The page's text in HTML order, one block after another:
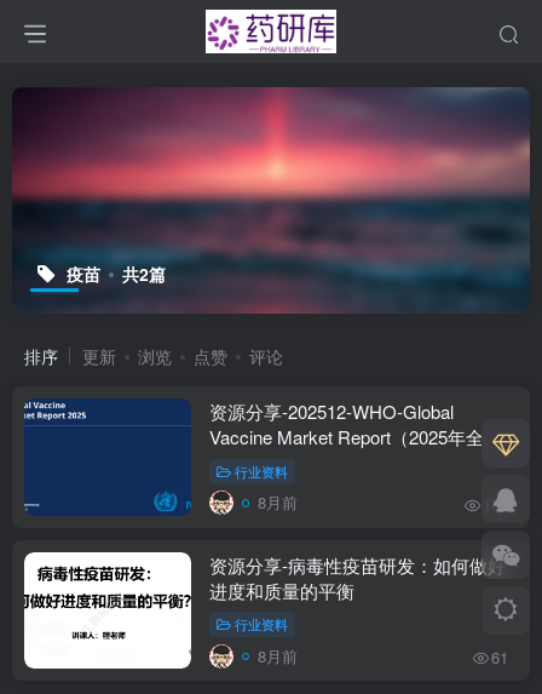
疫苗 共2篇
排序 更新 浏览 点赞 评论
资源分享-202512-WHO-Global
Vaccine Market Report（2025年全球
疫苗市场报告）
行业资料
8月前 169
资源分享-病毒性疫苗研发：如何做好
进度和质量的平衡
行业资料
8月前 61